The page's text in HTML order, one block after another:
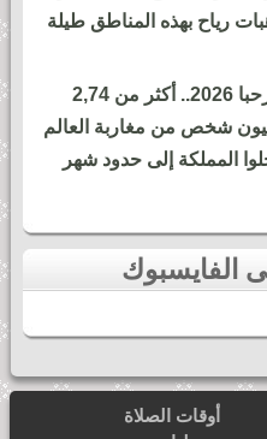
رياح بهذه المناطق طيلة
مرحبا 2026.. أكثر من 2,74
شخص من مغاربة العالم
المملكة إلى حدود شهر
أوقات الصلاة